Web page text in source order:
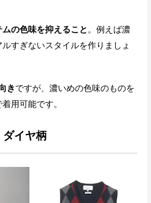
の色味を抑えること。例えば濃
すぎないスタイルを作りましょ
きですが、濃いめの色味のものを
用可能です。
イヤ柄